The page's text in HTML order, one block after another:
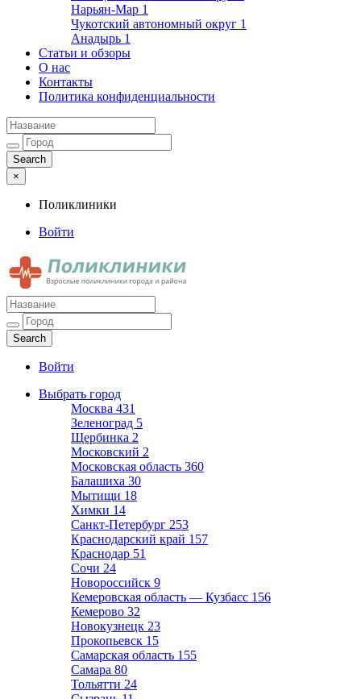
Нарьян-Мар 1
Чукотский автономный округ 1
Анадырь 1
Статьи и обзоры
О нас
Контакты
Политика конфиденциальности
×
Поликлиники
Войти
Поликлиники
Взрослые поликлиники города и района
Войти
Выбрать город
Москва 431
Зеленоград 5
Щербинка 2
Московский 2
Московская область 360
Балашиха 30
Мытищи 18
Химки 14
Санкт-Петербург 253
Краснодарский край 157
Краснодар 51
Сочи 24
Новороссийск 9
Кемеровская область — Кузбасс 156
Кемерово 32
Новокузнецк 23
Прокопьевск 15
Самарская область 155
Самара 80
Тольятти 24